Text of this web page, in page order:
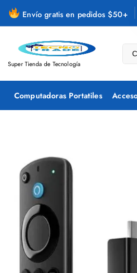
c
Envío gratis en pedidos $50+
Super Tienda de Tecnología
Computadoras Portatiles